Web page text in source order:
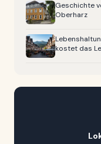
Geschichte
Oberharz
kostet das